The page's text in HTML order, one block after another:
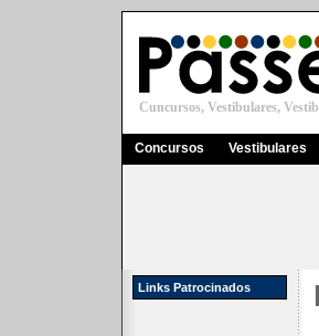
Cuncursos, Vestibulares,
Concursos Vestibulares
Links Patrocinados